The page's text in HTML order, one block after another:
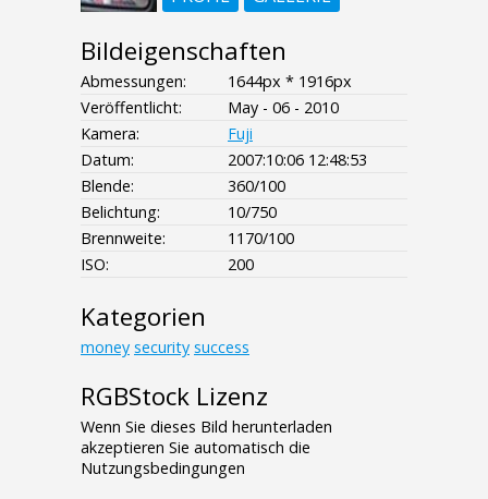
Bildeigenschaften
Abmessungen:
1644px * 1916px
Veröffentlicht:
May - 06 - 2010
Kamera:
Fuji
Datum:
2007:10:06 12:48:53
Blende:
360/100
Belichtung:
10/750
Brennweite:
1170/100
ISO:
200
Kategorien
money security success
RGBStock Lizenz
Wenn Sie dieses Bild herunterladen
akzeptieren Sie automatisch die
Nutzungsbedingungen